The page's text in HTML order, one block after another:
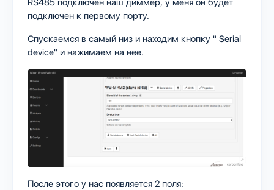
RS485 подключен наш диммер, у меня он будет
подключен к первому порту.
Спускаемся в самый низ и находим кнопку " Serial
device" и нажимаем на нее.
После этого у нас появляется 2 поля: